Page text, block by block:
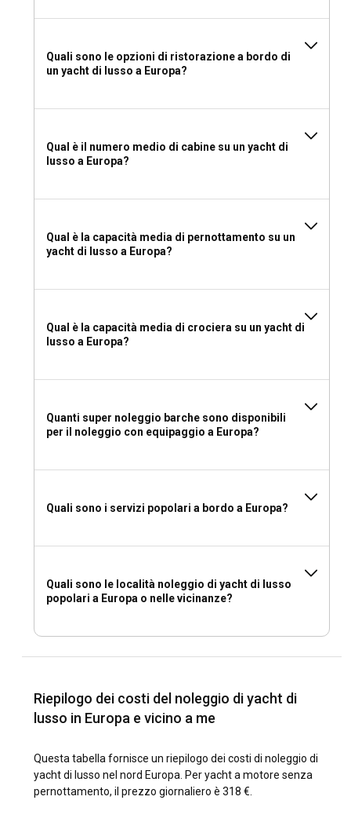
le condizioni arricchirà notevolmente il tuo viaggio.
Dovrei noleggiare uno yacht di lusso nel Nord
Europa con o senza equipaggio?
personalizzati e di una profonda conoscenza locale. Il tuo
viaggio sarà arricchito dal soddisfacimento delle tue
preferenze offrendo consigli da insider sui migliori posti da
Cosa mettere in valigia per un noleggio yacht di
lusso nel Nord Europa?
mozzafiato e un costume da bagno per rilassarti nelle
saune scandinave.
Quali sono le opzioni di ristorazione a bordo di
un yacht di lusso a Europa?
Qual è il numero medio di cabine su un yacht di
lusso a Europa?
Qual è la capacità media di pernottamento su un
yacht di lusso a Europa?
Qual è la capacità media di crociera su un yacht di
lusso a Europa?
Quanti super noleggio barche sono disponibili
per il noleggio con equipaggio a Europa?
Quali sono i servizi popolari a bordo a Europa?
Quali sono le località noleggio di yacht di lusso
popolari a Europa o nelle vicinanze?
Riepilogo dei costi del noleggio di yacht di
lusso in Europa e vicino a me
Questa tabella fornisce un riepilogo dei costi di noleggio di
yacht di lusso nel nord Europa. Per yacht a motore senza
pernottamento, il prezzo giornaliero è 318 €.